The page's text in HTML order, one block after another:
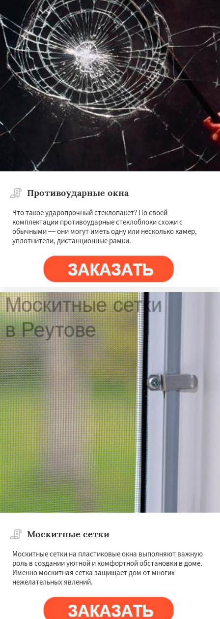
Противоударные окна
Что такое ударопрочный стеклопакет? По своей
комплектации противоударные стеклоблоки схожи с
обычными — они могут иметь одну или несколько камер,
уплотнители, дистанционные рамки.
Москитные сетки
Москитные сетки на пластиковые окна выполняют важную
роль в создании уютной и комфортной обстановки в доме.
Именно москитная сетка защищает дом от многих
нежелательных явлений.